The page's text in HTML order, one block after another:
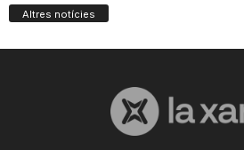
Altres notícies